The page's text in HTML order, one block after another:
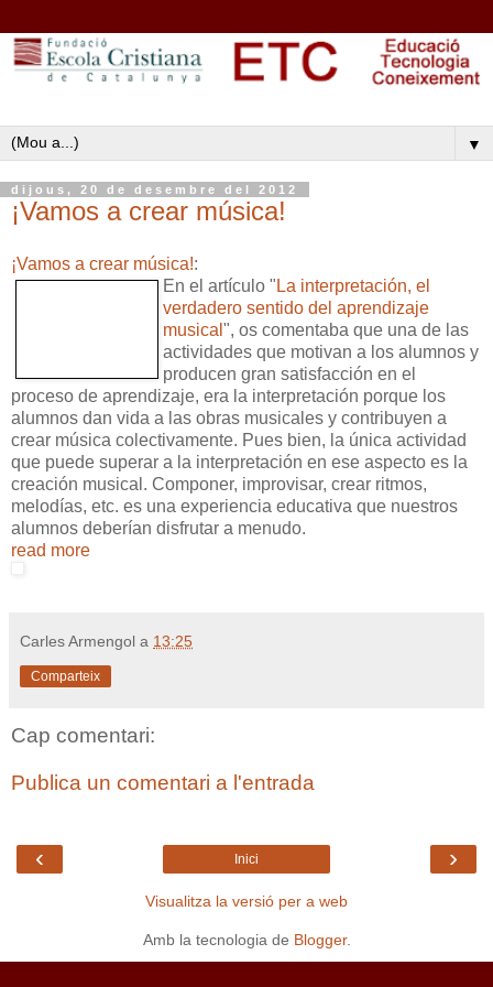
▼
dijous, 20 de desembre del 2012
¡Vamos a crear música!
¡Vamos a crear música!:
En el artículo " La interpretación, el
verdadero sentido del aprendizaje
musical ", os comentaba que una de las
actividades que motivan a los alumnos y
producen gran satisfacción en el
proceso de aprendizaje, era la interpretación porque los
alumnos dan vida a las obras musicales y contribuyen a
crear música colectivamente. Pues bien, la única actividad
que puede superar a la interpretación en ese aspecto es la
creación musical. Componer, improvisar, crear ritmos,
melodías, etc. es una experiencia educativa que nuestros
alumnos deberían disfrutar a menudo.
read more
Carles Armengol a 13:25
Comparteix
Cap comentari:
Publica un comentari a l'entrada
‹ ›
Inici
Visualitza la versió per a web
Amb la tecnologia de Blogger.